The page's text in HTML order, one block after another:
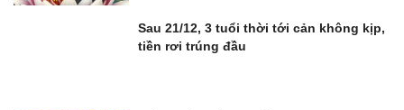
Sau 21/12, 3 tuổi thời tới cản không kịp,
tiền rơi trúng đầu